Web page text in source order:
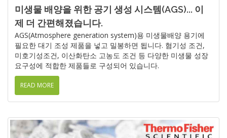
미생물 배양을 위한 공기 생성 시스템(AGS)... 이
제 더 간편해졌습니다.
AGS(Atmosphere generation system)용 미생물배양 용기에
필요한 대기 조성 제품을 넣고 밀봉하면 됩니다. 혐기성 조건,
미호기성조건, 이산화탄소 고농도 조건 등 다양한 미생물 성장
요구성에 적합한 제품들로 구성되어 있습니다.
READ MORE